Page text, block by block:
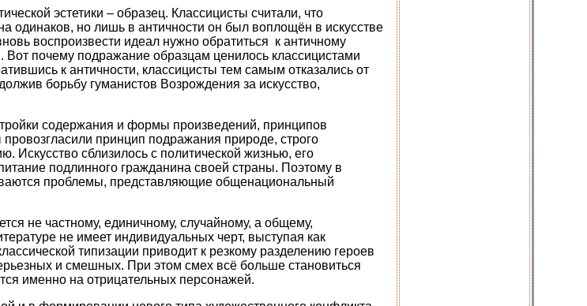
эстетики – образец. Классицисты считали, что
одинаков, но лишь в античности он был воплощён в искусстве
воспроизвести идеал нужно обратиться к античному
Вот почему подражание образцам ценилось классицистами
к античности, классицисты тем самым отказались от
борьбу гуманистов Возрождения за искусство,
содержания и формы произведений, принципов
принцип подражания природе, строго
Искусство сблизилось с политической жизнью, его
подлинного гражданина своей страны. Поэтому в
проблемы, представляющие общенациональный
не частному, единичному, случайному, а общему,
не имеет индивидуальных черт, выступая как
типизации приводит к резкому разделению героев
и смешных. При этом смех всё больше становиться
именно на отрицательных персонажей.